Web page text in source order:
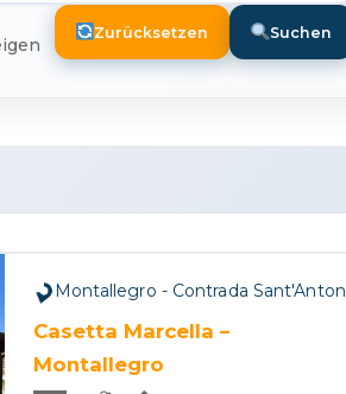
Zurücksetzen Suchen
Montallegro - Contrada
Casetta Marcella –
Montallegro